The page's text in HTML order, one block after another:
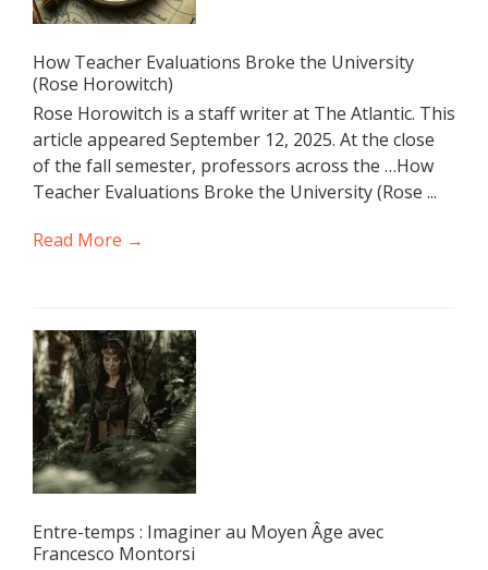
How Teacher Evaluations Broke the University
(Rose Horowitch)
Rose Horowitch is a staff writer at The Atlantic. This
article appeared September 12, 2025. At the close
of the fall semester, professors across the …How
Teacher Evaluations Broke the University (Rose ...
Read More →
Entre-temps : Imaginer au Moyen Âge avec
Francesco Montorsi